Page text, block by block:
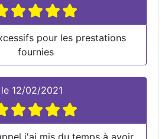
pour les prestations
fournies
le 12/02/2021
j'ai mis du temps à avoir